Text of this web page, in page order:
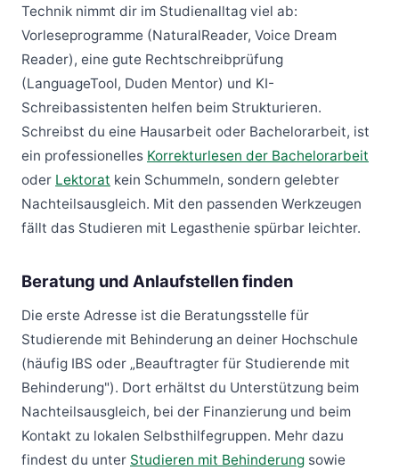
Technik nimmt dir im Studienalltag viel ab:
Vorleseprogramme (NaturalReader, Voice Dream
Reader), eine gute Rechtschreibprüfung
(LanguageTool, Duden Mentor) und KI-
Schreibassistenten helfen beim Strukturieren.
Schreibst du eine Hausarbeit oder Bachelorarbeit, ist
ein professionelles Korrekturlesen der Bachelorarbeit
oder Lektorat kein Schummeln, sondern gelebter
Nachteilsausgleich. Mit den passenden Werkzeugen
fällt das Studieren mit Legasthenie spürbar leichter.
Beratung und Anlaufstellen finden
Die erste Adresse ist die Beratungsstelle für
Studierende mit Behinderung an deiner Hochschule
(häufig IBS oder „Beauftragter für Studierende mit
Behinderung"). Dort erhältst du Unterstützung beim
Nachteilsausgleich, bei der Finanzierung und beim
Kontakt zu lokalen Selbsthilfegruppen. Mehr dazu
findest du unter Studieren mit Behinderung sowie